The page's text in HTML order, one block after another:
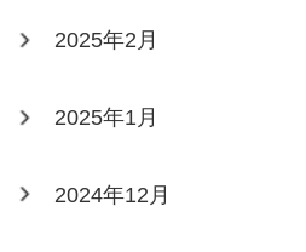
2025年2月
2025年1月
2024年12月